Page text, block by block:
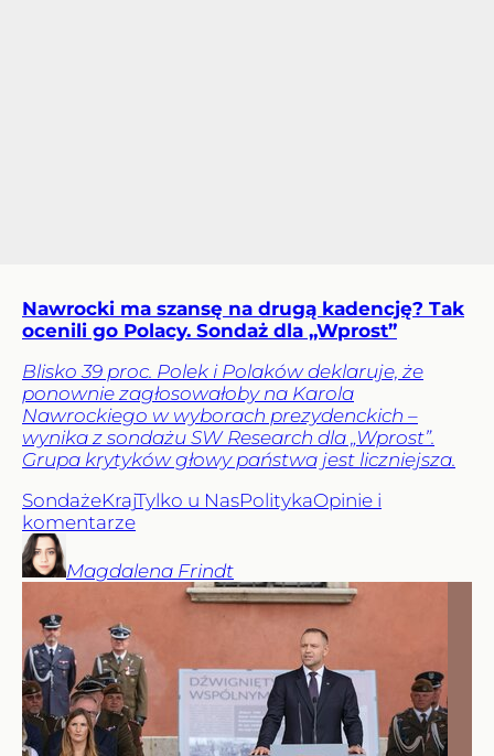
Nawrocki ma szansę na drugą kadencję? Tak
ocenili go Polacy. Sondaż dla „Wprost”
Blisko 39 proc. Polek i Polaków deklaruje, że
ponownie zagłosowałoby na Karola
Nawrockiego w wyborach prezydenckich –
wynika z sondażu SW Research dla „Wprost”.
Grupa krytyków głowy państwa jest liczniejsza.
SondażeKrajTylko u NasPolitykaOpinie i
komentarze
Magdalena Frindt